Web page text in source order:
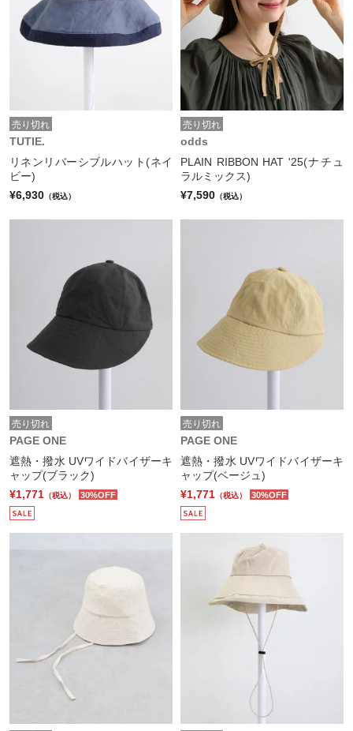
売り切れ
TUTIE.
リネンリバーシブルハット(ネイ
ビー)
¥6,930 （税込）
売り切れ
odds
PLAIN RIBBON HAT '25(ナチュ
ラルミックス)
¥7,590 （税込）
売り切れ
PAGE ONE
遮熱・撥水 UVワイドバイザーキ
ャップ(ブラック)
¥1,771 （税込） 30%OFF
売り切れ
PAGE ONE
遮熱・撥水 UVワイドバイザーキ
ャップ(ベージュ)
¥1,771 （税込） 30%OFF